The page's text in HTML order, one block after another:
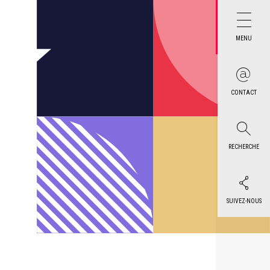
MENU
CONTACT
RECHERCHE
SUIVEZ-NOUS